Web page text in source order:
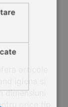
articole
igiena si
dimensiuni
orice tip